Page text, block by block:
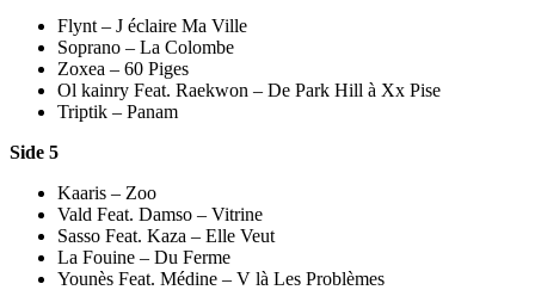
Flynt – J éclaire Ma Ville
Soprano – La Colombe
Zoxea – 60 Piges
Ol kainry Feat. Raekwon – De Park Hill à Xx Pise
Triptik – Panam
Side 5
Kaaris – Zoo
Vald Feat. Damso – Vitrine
Sasso Feat. Kaza – Elle Veut
La Fouine – Du Ferme
Younès Feat. Médine – V là Les Problèmes